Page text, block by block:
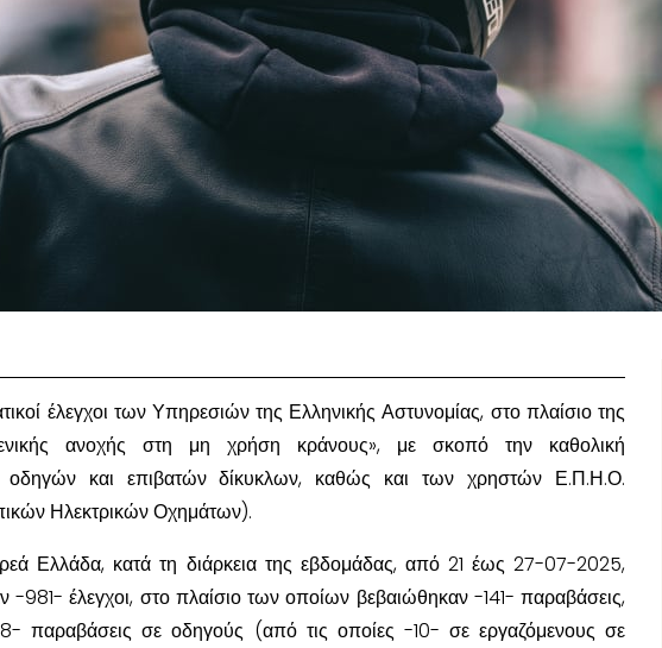
έλεγχοι των Υπηρεσιών της Ελληνικής Αστυνομίας, στο πλαίσιο της
ανοχής στη μη χρήση κράνους», με σκοπό την καθολική
και επιβατών δίκυκλων, καθώς και των χρηστών Ε.Π.Η.Ο.
Ηλεκτρικών Οχημάτων).
Ελλάδα, κατά τη διάρκεια της εβδομάδας, από 21 έως 27-07-2025,
-981- έλεγχοι, στο πλαίσιο των οποίων βεβαιώθηκαν -141- παραβάσεις,
παραβάσεις σε οδηγούς (από τις οποίες -10- σε εργαζόμενους σε